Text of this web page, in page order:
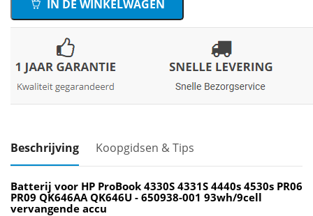
IN DE WINKELWAGEN
Beschrijving Koopgidsen & Tips
Batterij voor HP ProBook 4330S 4331S 4440s 4530s PR06
PR09 QK646AA QK646U - 650938-001 93wh/9cell
vervangende accu